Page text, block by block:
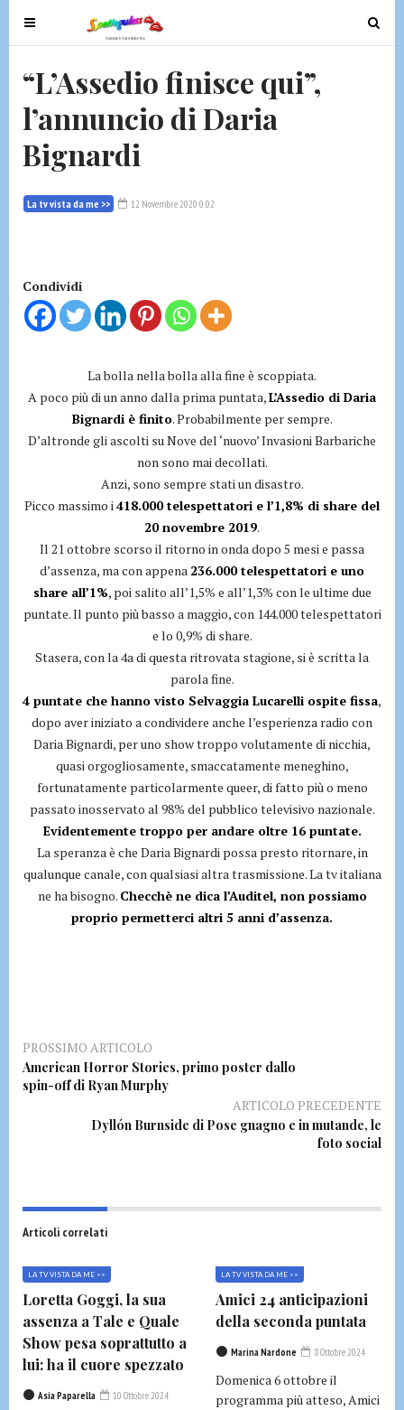
T
o
g
l
e
n
v
i
t
o
T
o
“L’Assedio finisce qui”,
l’annuncio di Daria
Bignardi
La tv vista da me >> 12 Novembre 2020 0:02
Condividi
La bolla nella bolla alla fine è scoppiata.
A poco più di un anno dalla prima puntata,L’Assedio di Daria
Bignardi è finito. Probabilmente per sempre.
D’altronde gli ascolti su Nove del ‘nuovo’ Invasioni Barbariche
non sono mai decollati.
Anzi, sono sempre stati un disastro.
Picco massimo i418.000 telespettatori e l’1,8% di share del
20 novembre 2019.
Il 21 ottobre scorso il ritorno in onda dopo 5 mesi e passa
d’assenza, ma con appena 236.000 telespettatori e uno
share all’1%, poi salito all’1,5% e all’1,3% con le ultime due
puntate. Il punto più basso a maggio, con 144.000 telespettatori
e lo 0,9% di share.
Stasera, con la 4a di questa ritrovata stagione, si è scritta la
parola fine.
4 puntate che hanno visto Selvaggia Lucarelli ospite fissa,
dopo aver iniziato a condividere anche l’esperienza radio con
Daria Bignardi, per uno show troppo volutamente di nicchia,
quasi orgogliosamente, smaccatamente meneghino,
fortunatamente particolarmente queer, di fatto più o meno
passato inosservato al 98% del pubblico televisivo nazionale.
Evidentemente troppo per andare oltre 16 puntate.
La speranza è che Daria Bignardi possa presto ritornare, in
qualunque canale, con qualsiasi altra trasmissione. La tv italiana
ne ha bisogno. Checchè ne dica l’Auditel, non possiamo
proprio permetterci altri 5 anni d’assenza.
PROSSIMO ARTICOLO
American Horror Stories, primo poster dallo
spin-off di Ryan Murphy
ARTICOLO PRECEDENTE
Dyllón Burnside di Pose gnagno e in mutande, le
foto social
Articoli correlati
LA TV VISTA DA ME >>
Loretta Goggi, la sua
assenza a Tale e Quale
Show pesa soprattutto a
lui: ha il cuore spezzato
Asia Paparella 10 Ottobre 2024
LA TV VISTA DA ME >>
Amici 24 anticipazioni
della seconda puntata
Marina Nardone 8 Ottobre 2024
Domenica 6 ottobre il
programma più atteso, Amici